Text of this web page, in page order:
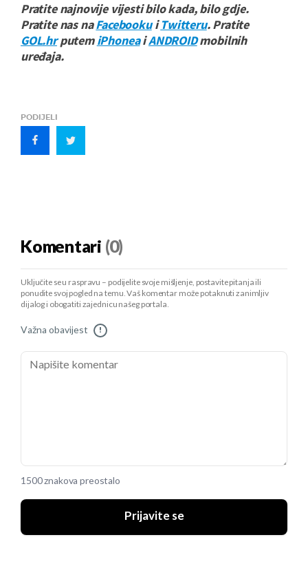
Pratite najnovije vijesti bilo kada, bilo gdje.
Pratite nas naFacebookuiTwitteru. Pratite
GOL.hrputemiPhoneaiANDROIDmobilnih
uređaja.
PODIJELI
Komentari (0)
Uključite se u raspravu – podijelite svoje mišljenje, postavite pitanja ili
ponudite svoj pogled na temu. Vaš komentar može potaknuti zanimljiv
dijalog i obogatiti zajednicu našeg portala.
Važna obavijest !
1500 znakova preostalo
Prijavite se